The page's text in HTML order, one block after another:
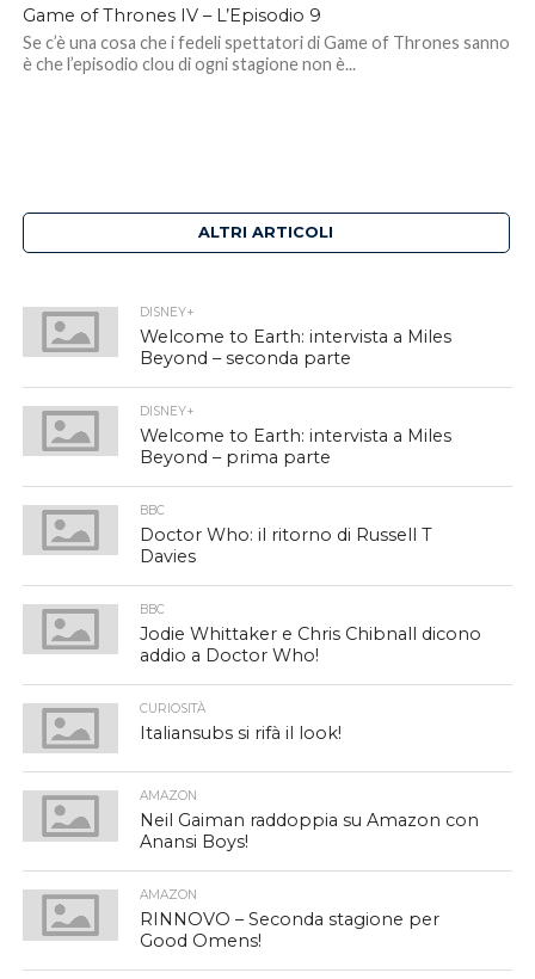
Game of Thrones IV – L’Episodio 9
Se c’è una cosa che i fedeli spettatori di Game of Thrones sanno
è che l’episodio clou di ogni stagione non è...
ALTRI ARTICOLI
DISNEY+
Welcome to Earth: intervista a Miles
Beyond – seconda parte
DISNEY+
Welcome to Earth: intervista a Miles
Beyond – prima parte
BBC
Doctor Who: il ritorno di Russell T
Davies
BBC
Jodie Whittaker e Chris Chibnall dicono
addio a Doctor Who!
CURIOSITÀ
Italiansubs si rifà il look!
AMAZON
Neil Gaiman raddoppia su Amazon con
Anansi Boys!
AMAZON
RINNOVO – Seconda stagione per
Good Omens!